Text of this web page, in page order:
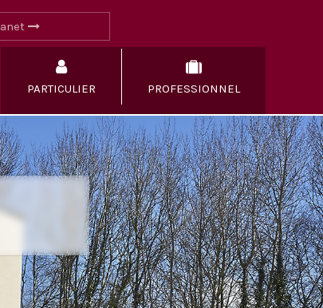
PARTICULIER PROFESSIONNEL